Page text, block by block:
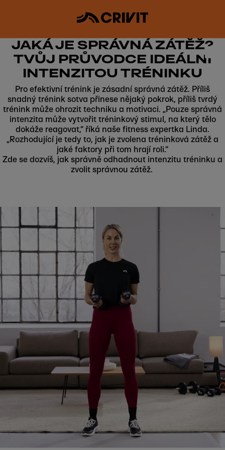
JAKÁ JE SPRÁVNÁ ZÁTĚŽ?
TVŮJ PRŮVODCE IDEÁLNÍ
INTENZITOU TRÉNINKU
Pro efektivní trénink je zásadní správná zátěž. Příliš
snadný trénink sotva přinese nějaký pokrok, příliš tvrdý
trénink může ohrozit techniku a motivaci. „Pouze správná
intenzita může vytvořit tréninkový stimul, na který tělo
dokáže reagovat,“ říká naše fitness expertka Linda.
„Rozhodující je tedy to, jak je zvolena tréninková zátěž a
jaké faktory při tom hrají roli.“
Zde se dozvíš, jak správně odhadnout intenzitu tréninku a
zvolit správnou zátěž.